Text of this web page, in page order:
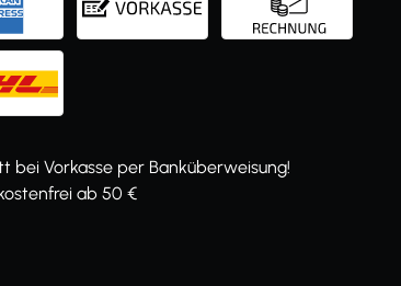
bei Vorkasse per Banküberweisung!
ab 50 €